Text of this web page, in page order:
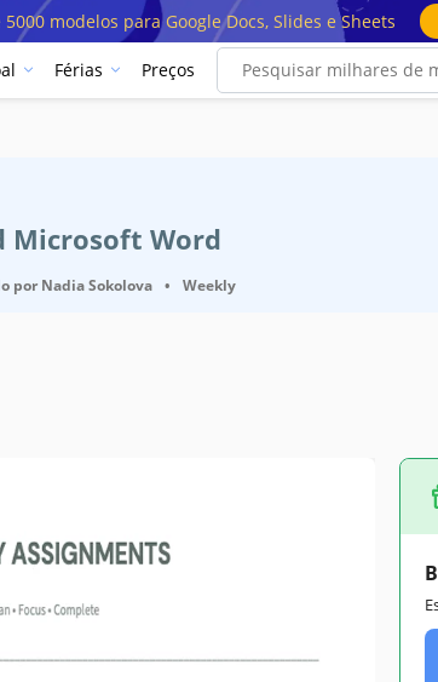
modelos para Google Docs, Slides e Sheets
Férias Preços
Microsoft Word
por Nadia Sokolova • Weekly